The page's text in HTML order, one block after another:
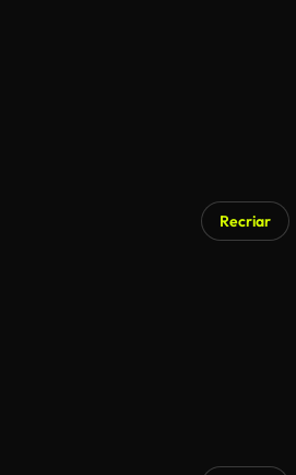
Recriar